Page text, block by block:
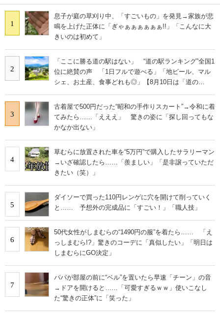
1
息子が庭の草刈り中、「すごいもの」を発見→家族が悲
鳴を上げた正体に「ぎゃぁぁぁぁぁぁ!!」「こんなに大
きいのは初めて」
2
「ここに勝る道の駅はない」 “道の駅ランキング”全国1
位に絶賛の声 「1日フルで遊べる」「地ビール、マル
シェ、お土産、食事どれも◎」【8月10日は「道の
3
古着屋で500円だった“昭和の手作りスカート”→令和に着
てみたら……「えええ」 驚きの姿に「探し回ってもな
かなか出ない」
4
草むらに放置された車を“5万円”で購入したサラリーマン
→いざ確認したら……「羨ましい」「是非譲っていただ
きたい（笑）」
5
ダイソーで買った110円レンゲに穴を開けて削っていく
と…… 予想外の完成品に「すごい！」「職人技」
6
50代女性がしまむらの“1490円の服”を着たら…… 「え
っしまむら!?」驚きのコーデに「真似したい」「明日は
しまむらにGO決定」
7
パパが部屋の前に“ベル”を置いたら早速「チーン」の音
→ドアを開けると……「可愛すぎるｗｗ」使いこなし
た“驚きの正体”に「笑った」